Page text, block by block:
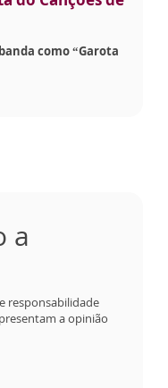
como “Garota
a
responsabilidade
a opinião